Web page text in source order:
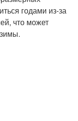
годами из-за
что может